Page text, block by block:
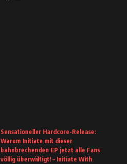
Sensationeller Hardcore-Release:
Warum Initiate mit dieser
bahnbrechenden EP jetzt alle Fans
völlig überwältigt! – Initiate With